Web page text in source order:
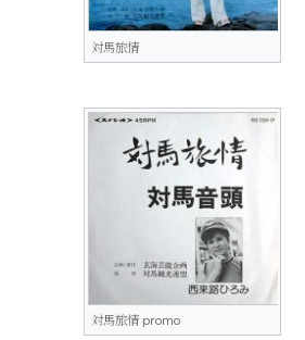
対馬旅情
対馬旅情 promo